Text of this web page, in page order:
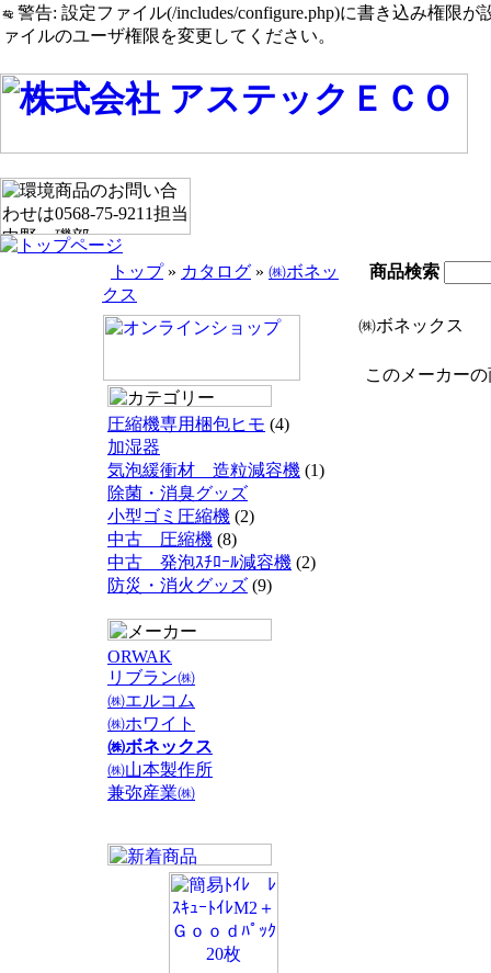
警告: 設定ファイル(/includes/configure.php)に書き込み権限が
ァイルのユーザ権限を変更してください。
トップ» カタログ » ㈱ボネッ
クス
商品検索
圧縮機専用梱包ヒモ (4)
加湿器
気泡緩衝材 造粒減容機 (1)
除菌・消臭グッズ
小型ゴミ圧縮機 (2)
中古 圧縮機 (8)
中古 発泡ｽﾁﾛｰﾙ減容機 (2)
防災・消火グッズ (9)
ORWAK
リブラン㈱
㈱エルコム
㈱ホワイト
㈱ボネックス
㈱山本製作所
兼弥産業㈱
㈱ボネックス
このメーカー